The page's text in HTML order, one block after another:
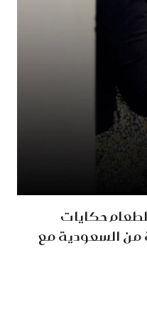
حكايات
من السعودية مع